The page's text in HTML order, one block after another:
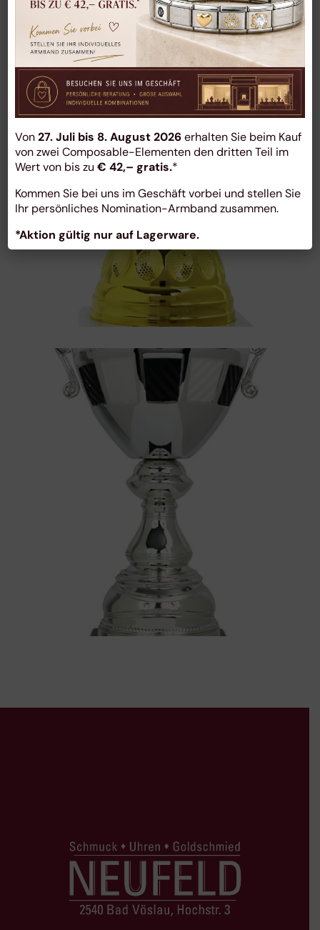
Pokal
Von27. Juli bis 8. August 2026erhalten Sie beim Kauf
von zwei Composable-Elementen den dritten Teil im
Wert von bis zu€ 42,– gratis.*
Kommen Sie bei uns im Geschäft vorbei und stellen Sie
Ihr persönliches Nomination-Armband zusammen.
*Aktion gültig nur auf Lagerware.